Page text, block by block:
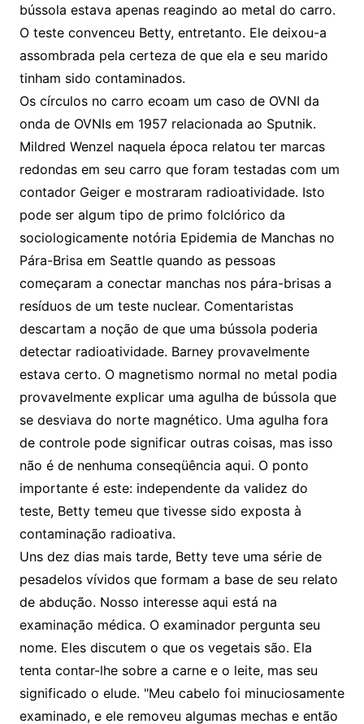
bússola estava apenas reagindo ao metal do carro.
O teste convenceu Betty, entretanto. Ele deixou-a
assombrada pela certeza de que ela e seu marido
tinham sido contaminados.
Os círculos no carro ecoam um caso de OVNI da
onda de OVNIs em 1957 relacionada ao Sputnik.
Mildred Wenzel naquela época relatou ter marcas
redondas em seu carro que foram testadas com um
contador Geiger e mostraram radioatividade. Isto
pode ser algum tipo de primo folclórico da
sociologicamente notória Epidemia de Manchas no
Pára-Brisa em Seattle quando as pessoas
começaram a conectar manchas nos pára-brisas a
resíduos de um teste nuclear. Comentaristas
descartam a noção de que uma bússola poderia
detectar radioatividade. Barney provavelmente
estava certo. O magnetismo normal no metal podia
provavelmente explicar uma agulha de bússola que
se desviava do norte magnético. Uma agulha fora
de controle pode significar outras coisas, mas isso
não é de nenhuma conseqüência aqui. O ponto
importante é este: independente da validez do
teste, Betty temeu que tivesse sido exposta à
contaminação radioativa.
Uns dez dias mais tarde, Betty teve uma série de
pesadelos vívidos que formam a base de seu relato
de abdução. Nosso interesse aqui está na
examinação médica. O examinador pergunta seu
nome. Eles discutem o que os vegetais são. Ela
tenta contar-lhe sobre a carne e o leite, mas seu
significado o elude. "Meu cabelo foi minuciosamente
examinado, e ele removeu algumas mechas e então